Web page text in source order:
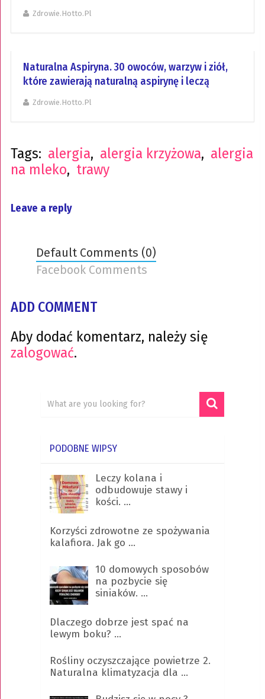
Zdrowie.hotto.pl
Naturalna Aspiryna. 30 owoców, warzyw i ziół,
które zawierają naturalną aspirynę i leczą
Zdrowie.hotto.pl
Tags: alergia, alergia krzyżowa, alergia
na mleko, trawy
Leave a reply
Default Comments (0)
Facebook Comments
ADD COMMENT
Aby dodać komentarz, należy się
zalogować.
PODOBNE WIPSY
Leczy kolana i
odbudowuje stawy i
kości. …
Korzyści zdrowotne ze spożywania
kalafiora. Jak go …
10 domowych sposobów
na pozbycie się
siniaków. …
Dlaczego dobrze jest spać na
lewym boku? …
Rośliny oczyszczające powietrze 2.
Naturalna klimatyzacja dla …